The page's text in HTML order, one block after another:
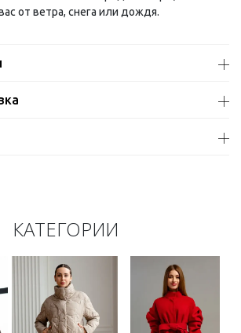
от ветра, снега или дождя.
КАТЕГОРИИ